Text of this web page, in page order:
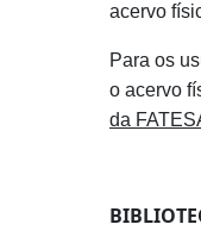
acervo
Para os
o acervo
da